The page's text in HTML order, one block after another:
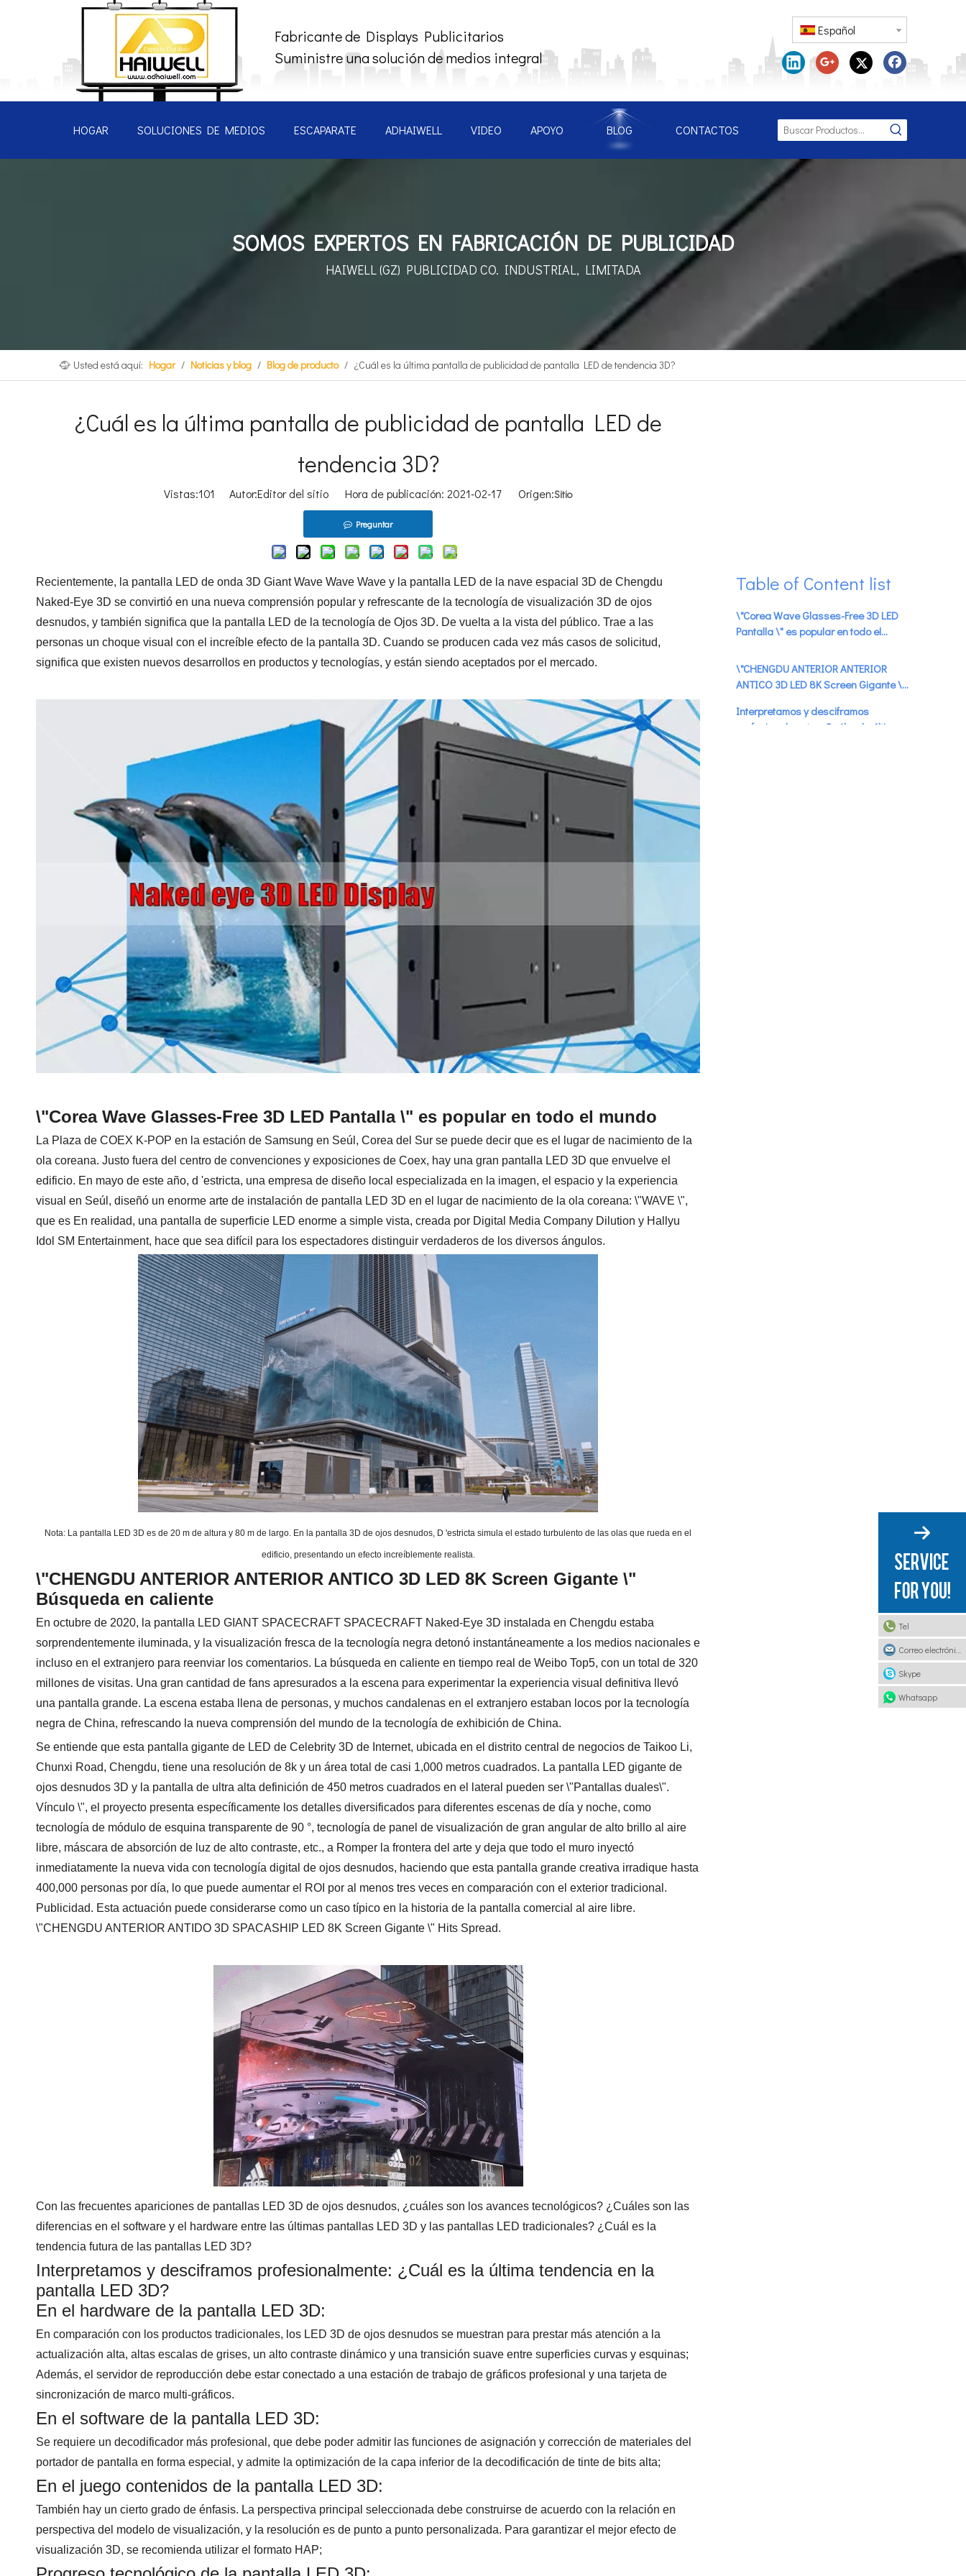
Fabricante de Displays Publicitarios
Suministre una solución de medios integral
Español
HOGAR SOLUCIONES DE MEDIOS ESCAPARATE ADHAIWELL VIDEO APOYO BLOG CONTACTOS
SOMOS EXPERTOS EN FABRICACIÓN DE PUBLICIDAD
HAIWELL (GZ) PUBLICIDAD CO. INDUSTRIAL, LIMITADA
Usted está aquí: Hogar / Noticias y blog / Blog de producto / ¿Cuál es la última pantalla de publicidad de pantalla LED de tendencia 3D?
¿Cuál es la última pantalla de publicidad de pantalla LED de
tendencia 3D?
Vistas:101 Autor:Editor del sitio Hora de publicación: 2021-02-17 Origen:Sitio
Preguntar
Recientemente, la pantalla LED de onda 3D Giant Wave Wave Wave y la pantalla LED de la nave espacial 3D de Chengdu
Naked-Eye 3D se convirtió en una nueva comprensión popular y refrescante de la tecnología de visualización 3D de ojos
desnudos, y también significa que la pantalla LED de la tecnología de Ojos 3D. De vuelta a la vista del público. Trae a las
personas un choque visual con el increíble efecto de la pantalla 3D. Cuando se producen cada vez más casos de solicitud,
significa que existen nuevos desarrollos en productos y tecnologías, y están siendo aceptados por el mercado.
\"Corea Wave Glasses-Free 3D LED Pantalla \" es popular en todo el mundo
La Plaza de COEX K-POP en la estación de Samsung en Seúl, Corea del Sur se puede decir que es el lugar de nacimiento de la
ola coreana. Justo fuera del centro de convenciones y exposiciones de Coex, hay una gran pantalla LED 3D que envuelve el
edificio. En mayo de este año, d 'estricta, una empresa de diseño local especializada en la imagen, el espacio y la experiencia
visual en Seúl, diseñó un enorme arte de instalación de pantalla LED 3D en el lugar de nacimiento de la ola coreana: \"WAVE \",
que es En realidad, una pantalla de superficie LED enorme a simple vista, creada por Digital Media Company Dilution y Hallyu
Idol SM Entertainment, hace que sea difícil para los espectadores distinguir verdaderos de los diversos ángulos.
Nota: La pantalla LED 3D es de 20 m de altura y 80 m de largo. En la pantalla 3D de ojos desnudos, D 'estricta simula el estado turbulento de las olas que rueda en el
edificio, presentando un efecto increíblemente realista.
\"CHENGDU ANTERIOR ANTERIOR ANTICO 3D LED 8K Screen Gigante \"
Búsqueda en caliente
En octubre de 2020, la pantalla LED GIANT SPACECRAFT SPACECRAFT Naked-Eye 3D instalada en Chengdu estaba
sorprendentemente iluminada, y la visualización fresca de la tecnología negra detonó instantáneamente a los medios nacionales e
incluso en el extranjero para reenviar los comentarios. La búsqueda en caliente en tiempo real de Weibo Top5, con un total de 320
millones de visitas. Una gran cantidad de fans apresurados a la escena para experimentar la experiencia visual definitiva llevó
una pantalla grande. La escena estaba llena de personas, y muchos candalenas en el extranjero estaban locos por la tecnología
negra de China, refrescando la nueva comprensión del mundo de la tecnología de exhibición de China.
Se entiende que esta pantalla gigante de LED de Celebrity 3D de Internet, ubicada en el distrito central de negocios de Taikoo Li,
Chunxi Road, Chengdu, tiene una resolución de 8k y un área total de casi 1,000 metros cuadrados. La pantalla LED gigante de
ojos desnudos 3D y la pantalla de ultra alta definición de 450 metros cuadrados en el lateral pueden ser \"Pantallas duales\".
Vínculo \", el proyecto presenta específicamente los detalles diversificados para diferentes escenas de día y noche, como
tecnología de módulo de esquina transparente de 90 °, tecnología de panel de visualización de gran angular de alto brillo al aire
libre, máscara de absorción de luz de alto contraste, etc., a Romper la frontera del arte y deja que todo el muro inyectó
inmediatamente la nueva vida con tecnología digital de ojos desnudos, haciendo que esta pantalla grande creativa irradique hasta
400,000 personas por día, lo que puede aumentar el ROI por al menos tres veces en comparación con el exterior tradicional.
Publicidad. Esta actuación puede considerarse como un caso típico en la historia de la pantalla comercial al aire libre.
\"CHENGDU ANTERIOR ANTIDO 3D SPACASHIP LED 8K Screen Gigante \" Hits Spread.
Con las frecuentes apariciones de pantallas LED 3D de ojos desnudos, ¿cuáles son los avances tecnológicos? ¿Cuáles son las
diferencias en el software y el hardware entre las últimas pantallas LED 3D y las pantallas LED tradicionales? ¿Cuál es la
tendencia futura de las pantallas LED 3D?
Interpretamos y desciframos profesionalmente: ¿Cuál es la última tendencia en la
pantalla LED 3D?
En el hardware de la pantalla LED 3D:
En comparación con los productos tradicionales, los LED 3D de ojos desnudos se muestran para prestar más atención a la
actualización alta, altas escalas de grises, un alto contraste dinámico y una transición suave entre superficies curvas y esquinas;
Además, el servidor de reproducción debe estar conectado a una estación de trabajo de gráficos profesional y una tarjeta de
sincronización de marco multi-gráficos.
En el software de la pantalla LED 3D:
Se requiere un decodificador más profesional, que debe poder admitir las funciones de asignación y corrección de materiales del
portador de pantalla en forma especial, y admite la optimización de la capa inferior de la decodificación de tinte de bits alta;
En el juego contenidos de la pantalla LED 3D:
También hay un cierto grado de énfasis. La perspectiva principal seleccionada debe construirse de acuerdo con la relación en
perspectiva del modelo de visualización, y la resolución es de punto a punto personalizada. Para garantizar el mejor efecto de
visualización 3D, se recomienda utilizar el formato HAP;
Table of Content list
\"Corea Wave Glasses-Free 3D LED
Pantalla \" es popular en todo el
\"CHENGDU ANTERIOR ANTERIOR
ANTICO 3D LED 8K Screen Gigante \"
Interpretamos y desciframos
profesionalmente: ¿Cuál es la última
Tel
Skype
Whatsapp